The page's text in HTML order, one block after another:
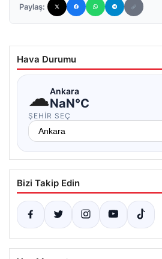
Paylaş:
Hava Durumu
☁Ankara
NaN°C
ŞEHIR SEÇ
Bizi Takip Edin